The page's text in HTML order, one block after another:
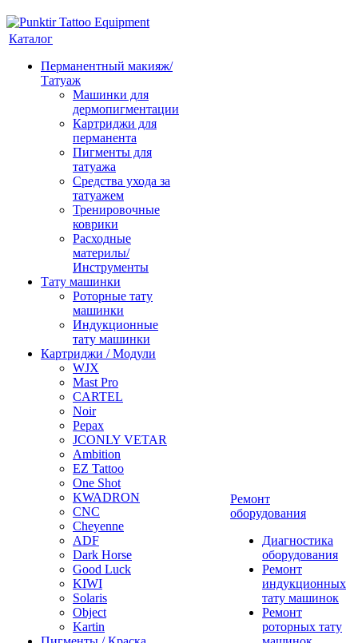
Каталог
Перманентный макияж/
Татуаж
Машинки для
дермопигментации
Картриджи для
перманента
Пигменты для
татуажа
Средства ухода за
татуажем
Тренировочные
коврики
Расходные
материлы/
Инструменты
Тату машинки
Роторные тату
машинки
Индукционные
тату машинки
Картриджи / Модули
WJX
Mast Pro
CARTEL
Noir
Pepax
JCONLY VETAR
Ambition
EZ Tattoo
One Shot
KWADRON
CNC
Cheyenne
ADF
Dark Horse
Good Luck
KIWI
Solaris
Object
Kartin
Ремонт
оборудования
Диагностика
оборудования
Ремонт
индукционных
тату машинок
Ремонт
роторных тату